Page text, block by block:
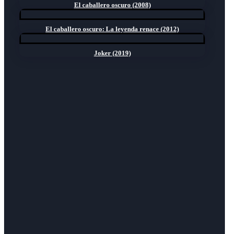
El caballero oscuro (2008)
El caballero oscuro: La leyenda renace (2012)
Joker (2019)